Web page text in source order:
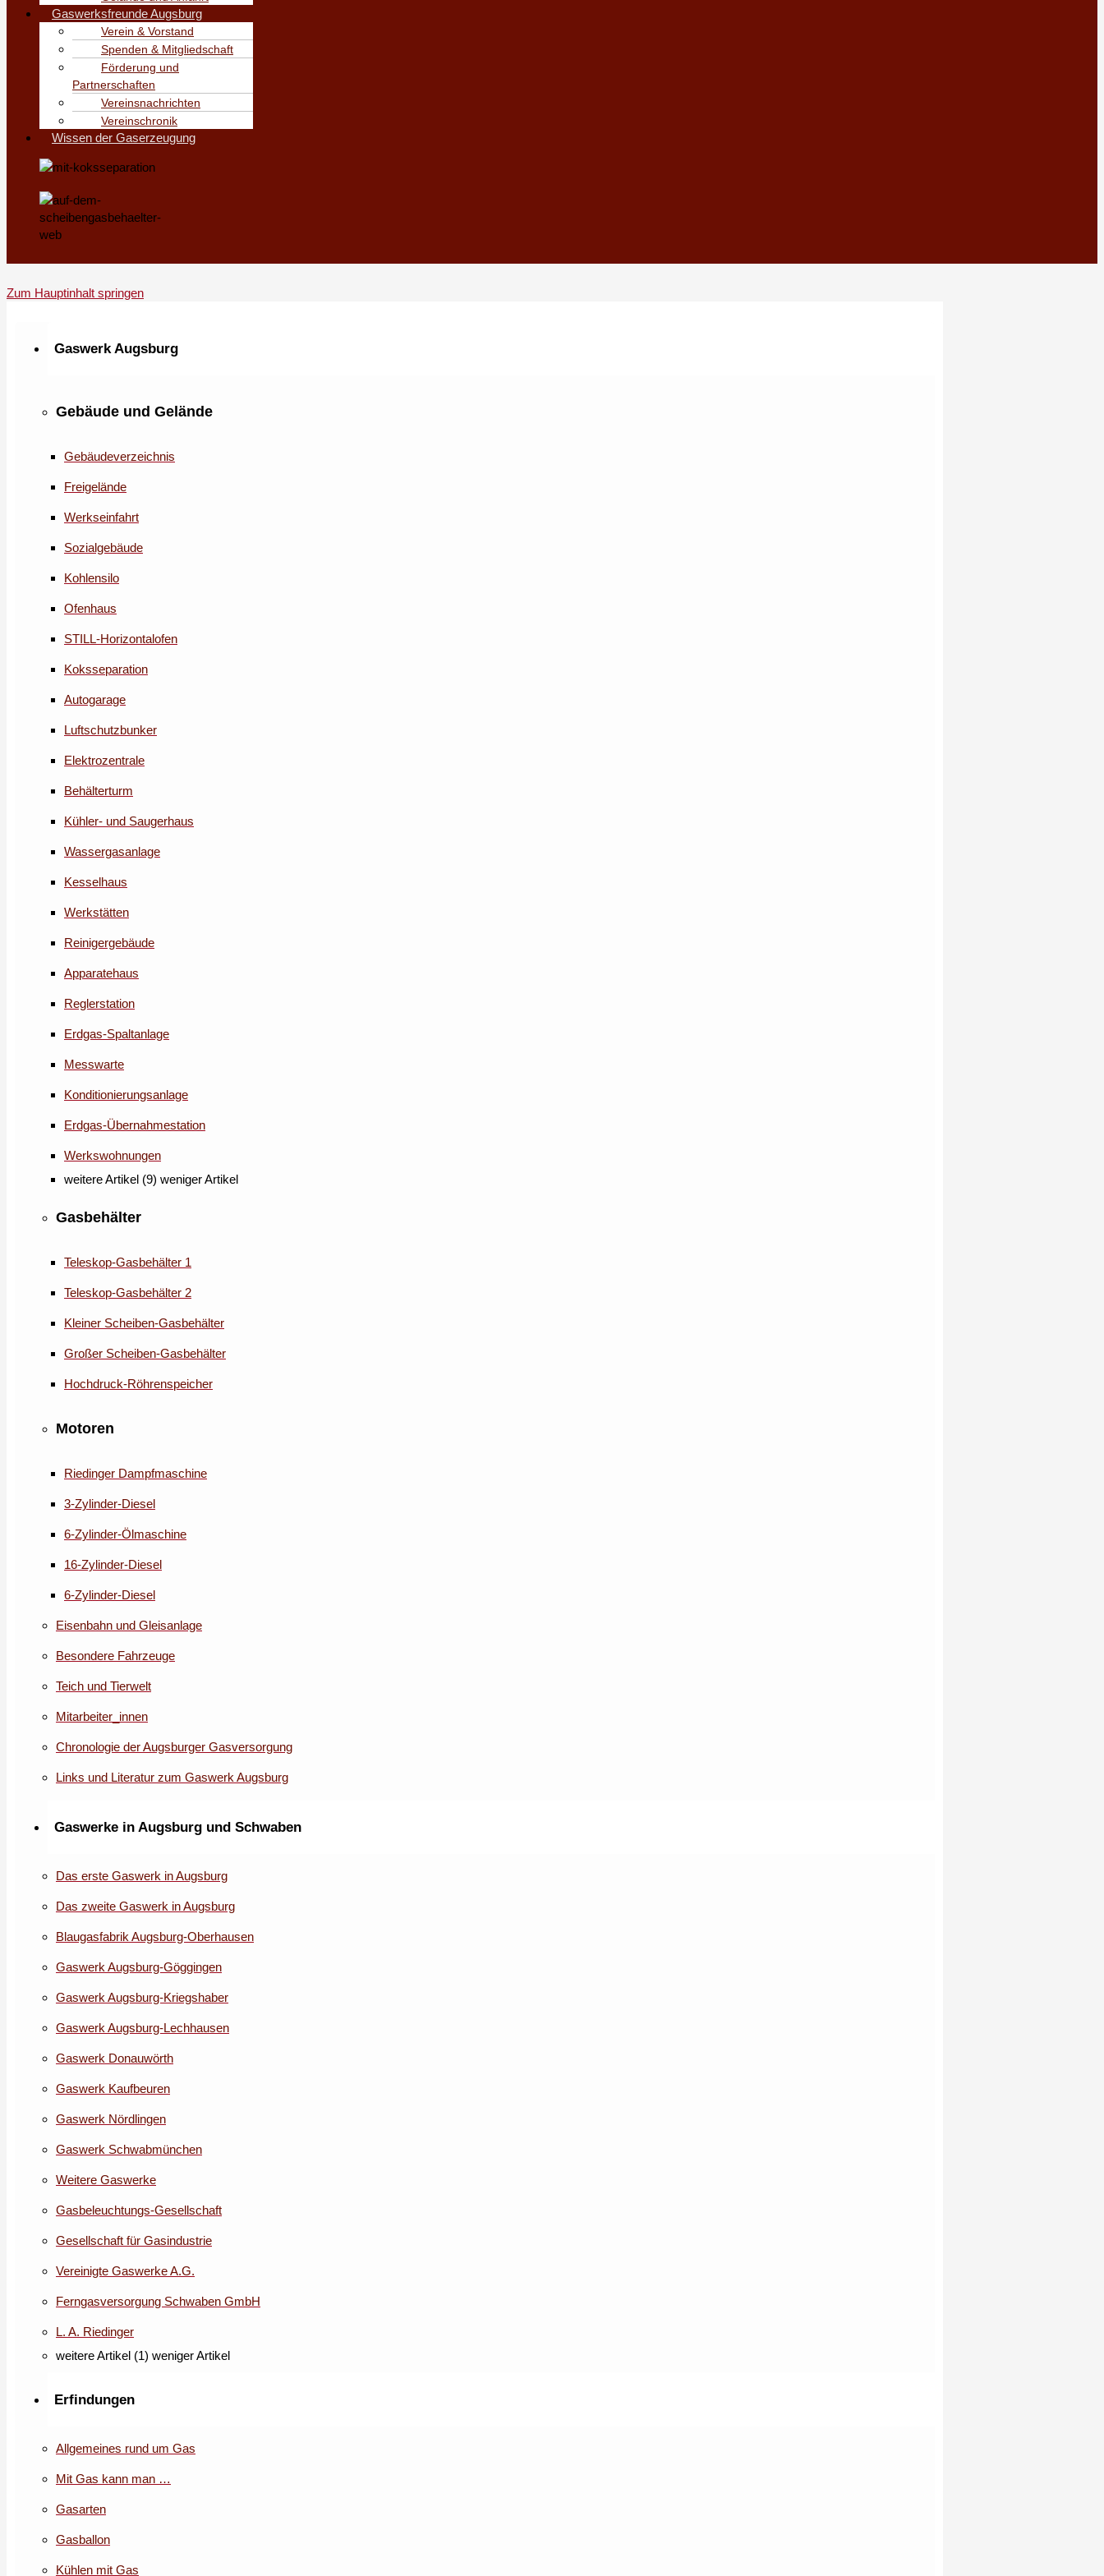
Gaswerksfreunde Augsburg
Verein & Vorstand
Spenden & Mitgliedschaft
Förderung und
Partnerschaften
Vereinsnachrichten
Vereinschronik
Wissen der Gaserzeugung
Zum Hauptinhalt springen
Gaswerk Augsburg
Gebäude und Gelände
Gebäudeverzeichnis
Freigelände
Werkseinfahrt
Sozialgebäude
Kohlensilo
Ofenhaus
STILL-Horizontalofen
Koksseparation
Autogarage
Luftschutzbunker
Elektrozentrale
Behälterturm
Kühler- und Saugerhaus
Wassergasanlage
Kesselhaus
Werkstätten
Reinigergebäude
Apparatehaus
Reglerstation
Erdgas-Spaltanlage
Messwarte
Konditionierungsanlage
Erdgas-Übernahmestation
Werkswohnungen
weitere Artikel (9) weniger Artikel
Gasbehälter
Teleskop-Gasbehälter 1
Teleskop-Gasbehälter 2
Kleiner Scheiben-Gasbehälter
Großer Scheiben-Gasbehälter
Hochdruck-Röhrenspeicher
Motoren
Riedinger Dampfmaschine
3-Zylinder-Diesel
6-Zylinder-Ölmaschine
16-Zylinder-Diesel
6-Zylinder-Diesel
Eisenbahn und Gleisanlage
Besondere Fahrzeuge
Teich und Tierwelt
Mitarbeiter_innen
Chronologie der Augsburger Gasversorgung
Links und Literatur zum Gaswerk Augsburg
Gaswerke in Augsburg und Schwaben
Das erste Gaswerk in Augsburg
Das zweite Gaswerk in Augsburg
Blaugasfabrik Augsburg-Oberhausen
Gaswerk Augsburg-Göggingen
Gaswerk Augsburg-Kriegshaber
Gaswerk Augsburg-Lechhausen
Gaswerk Donauwörth
Gaswerk Kaufbeuren
Gaswerk Nördlingen
Gaswerk Schwabmünchen
Weitere Gaswerke
Gasbeleuchtungs-Gesellschaft
Gesellschaft für Gasindustrie
Vereinigte Gaswerke A.G.
Ferngasversorgung Schwaben GmbH
L. A. Riedinger
weitere Artikel (1) weniger Artikel
Erfindungen
Allgemeines rund um Gas
Mit Gas kann man …
Gasarten
Gasballon
Kühlen mit Gas